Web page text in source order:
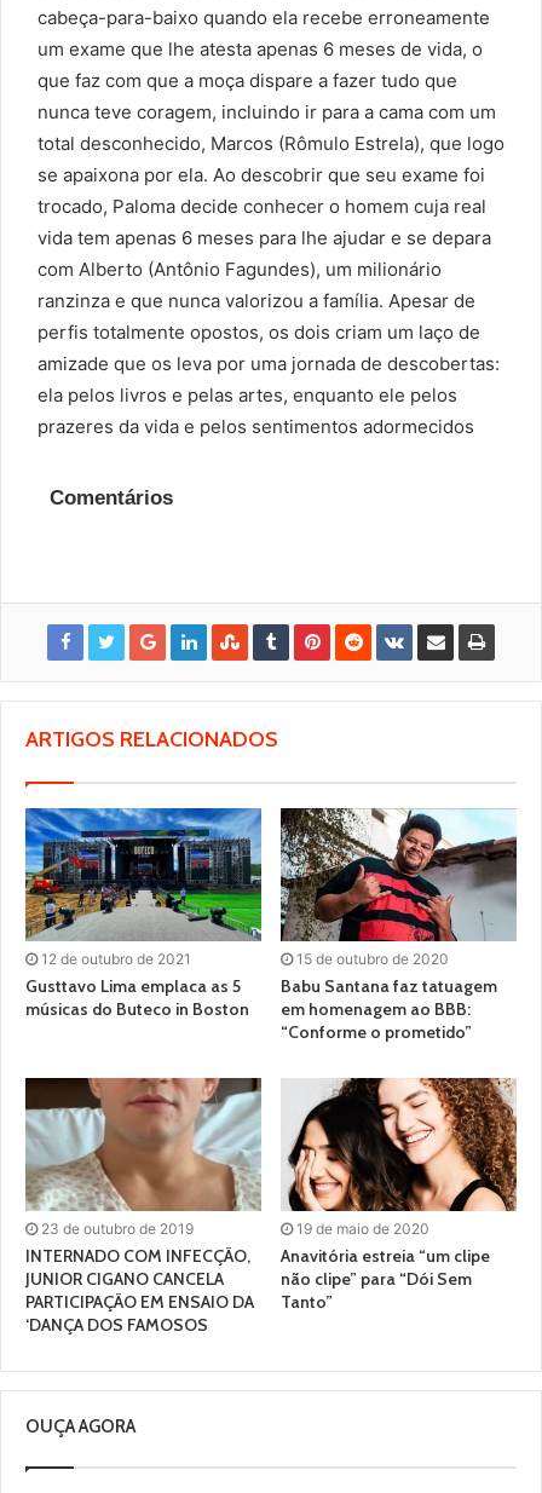
cabeça-para-baixo quando ela recebe erroneamente
um exame que lhe atesta apenas 6 meses de vida, o
que faz com que a moça dispare a fazer tudo que
nunca teve coragem, incluindo ir para a cama com um
total desconhecido, Marcos (Rômulo Estrela), que logo
se apaixona por ela. Ao descobrir que seu exame foi
trocado, Paloma decide conhecer o homem cuja real
vida tem apenas 6 meses para lhe ajudar e se depara
com Alberto (Antônio Fagundes), um milionário
ranzinza e que nunca valorizou a família. Apesar de
perfis totalmente opostos, os dois criam um laço de
amizade que os leva por uma jornada de descobertas:
ela pelos livros e pelas artes, enquanto ele pelos
prazeres da vida e pelos sentimentos adormecidos
Comentários
ARTIGOS RELACIONADOS
12 de outubro de 2021
Gusttavo Lima emplaca as 5
músicas do Buteco in Boston
15 de outubro de 2020
Babu Santana faz tatuagem
em homenagem ao BBB:
“Conforme o prometido”
23 de outubro de 2019
INTERNADO COM INFECÇÃO,
JUNIOR CIGANO CANCELA
PARTICIPAÇÃO EM ENSAIO DA
‘DANÇA DOS FAMOSOS
19 de maio de 2020
Anavitória estreia “um clipe
não clipe” para “Dói Sem
Tanto”
OUÇA AGORA